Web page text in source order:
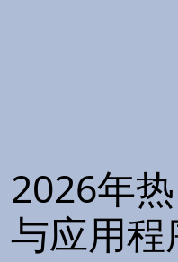
2026年
与应用程